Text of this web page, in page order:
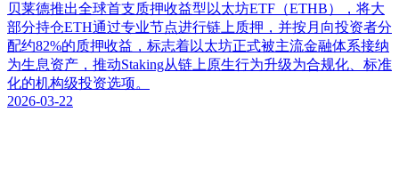
贝莱德推出全球首支质押收益型以太坊ETF（ETHB），将大
部分持仓ETH通过专业节点进行链上质押，并按月向投资者分
配约82%的质押收益，标志着以太坊正式被主流金融体系接纳
为生息资产，推动Staking从链上原生行为升级为合规化、标准
化的机构级投资选项。
2026-03-22